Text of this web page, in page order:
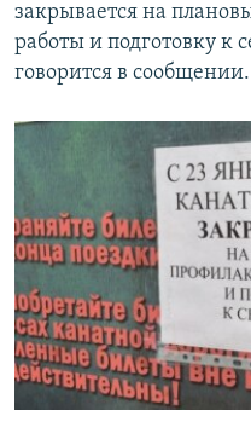
закрывается на
работы и подготовку к
говорится в сообщении.